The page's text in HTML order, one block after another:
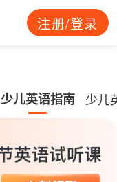
注册/登录
少儿英语指南 少儿